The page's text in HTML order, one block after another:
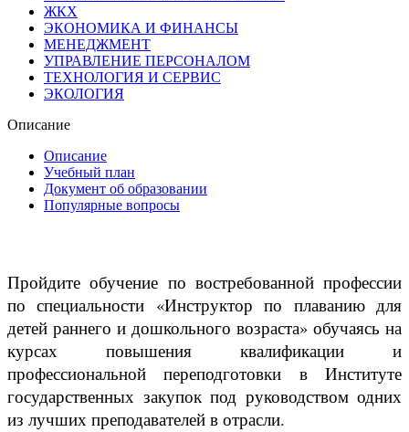
ЖКХ
ЭКОНОМИКА И ФИНАНСЫ
МЕНЕДЖМЕНТ
УПРАВЛЕНИЕ ПЕРСОНАЛОМ
ТЕХНОЛОГИЯ И СЕРВИС
ЭКОЛОГИЯ
Описание
Описание
Учебный план
Документ об образовании
Популярные вопросы
Пройдите обучение по востребованной профессии
по специальности «Инструктор по плаванию для
детей раннего и дошкольного возраста» обучаясь на
курсах повышения квалификации и
профессиональной переподготовки в Институте
государственных закупок под руководством одних
из лучших преподавателей в отрасли.